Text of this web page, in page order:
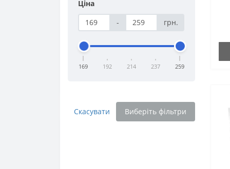
Ціна
-
грн.
169 192 214 237 259
Скасувати Виберіть фільтри